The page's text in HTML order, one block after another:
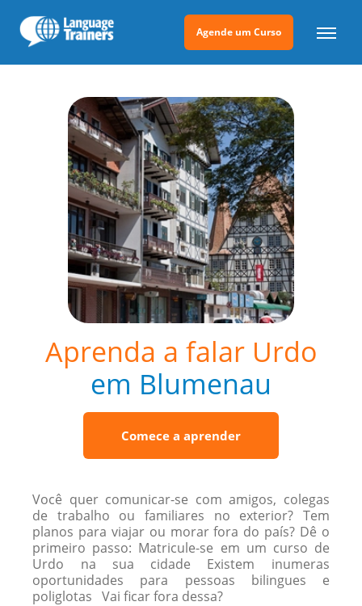
Agende um Curso
Aprenda a falar Urdo
em Blumenau
Comece a aprender
Você quer comunicar-se com amigos, colegas
de trabalho ou familiares no exterior? Tem
planos para viajar ou morar fora do país? Dê o
primeiro passo: Matricule-se em um curso de
Urdo na sua cidade Existem inumeras
oportunidades para pessoas bilingues e
poliglotas Vai ficar fora dessa?